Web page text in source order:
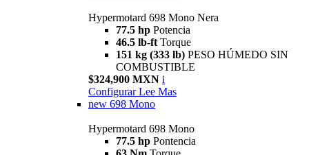
Hypermotard 698 Mono Nera
77.5 hp Potencia
46.5 lb-ft Torque
151 kg (333 lb) PESO HÚMEDO SIN
COMBUSTIBLE
$324,900 MXN i
Configurar Lee Mas
new 698 Mono
Hypermotard 698 Mono
77.5 hp Pontencia